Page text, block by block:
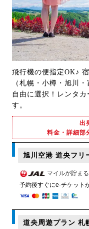
飛行機の便指定OK♪
（札幌・小樽・旭川
自由に選択！レンタ
す。
出
料金・詳細部
旭川空港 道央フリ
マイルが貯まる
予約後すぐにe-チケット
道央周遊プラン 札